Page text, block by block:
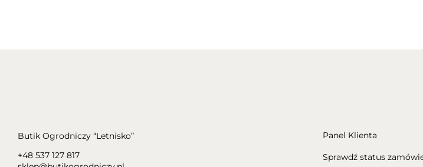
Butik Ogrodniczy “Letnisko”
+48 537 127 817
Panel Klienta
Sprawdź status